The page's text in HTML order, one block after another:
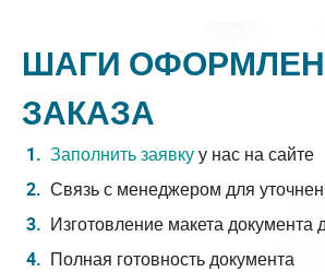
ШАГИ
ЗАКАЗА
Заполнить заявкуу нас на сайте
Связь с менеджером для
Изготовление макета документа
Полная готовность документа